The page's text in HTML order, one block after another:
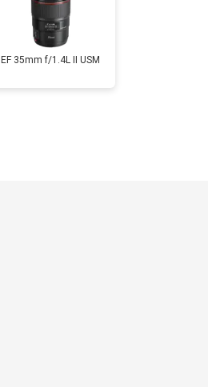
EF 35mm f/1.4L II USM